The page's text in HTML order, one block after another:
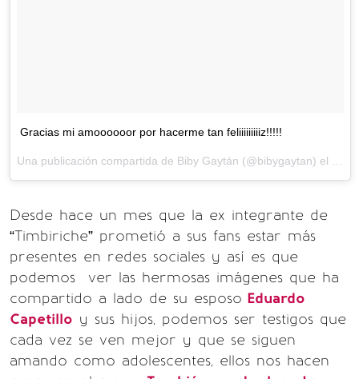
Gracias mi amoooooor por hacerme tan feliiiiiiiiiz!!!!!
Desde hace un mes que la ex integrante de
“Timbiriche” prometió a sus fans estar más
presentes en redes sociales y así es que
podemos ver las hermosas imágenes que ha
compartido a lado de su esposo Eduardo
Capetillo y sus hijos, podemos ser testigos que
cada vez se ven mejor y que se siguen
amando como adolescentes, ellos nos hacen